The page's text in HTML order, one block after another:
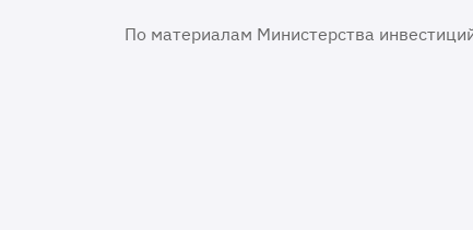
По материалам Министерства